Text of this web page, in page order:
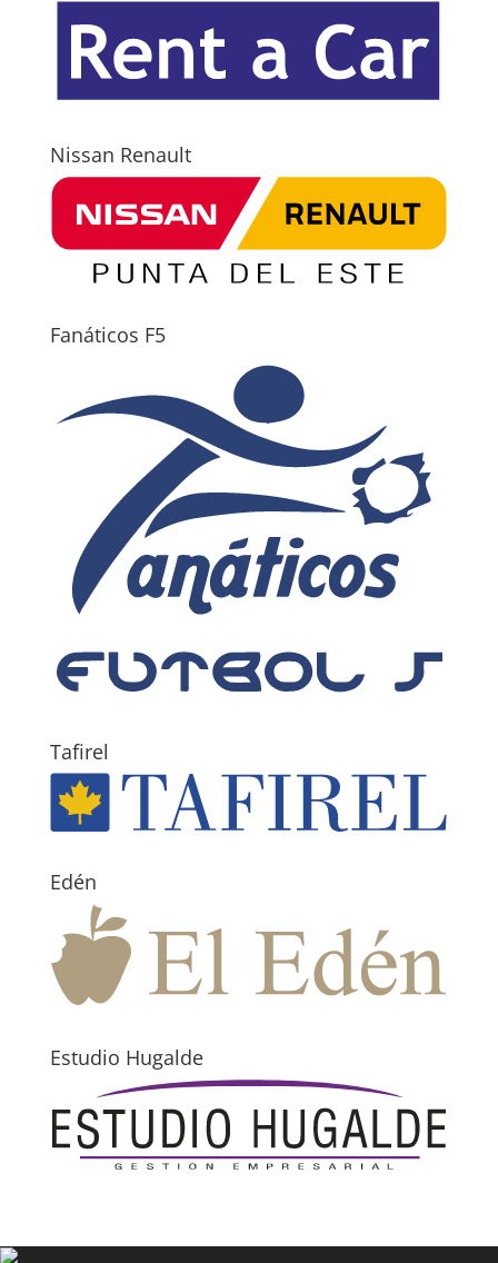
Nissan Renault
Fanáticos F5
Tafirel
Edén
Estudio Hugalde